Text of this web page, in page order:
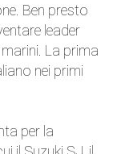
Ben presto
leader
La prima
nei primi
per la